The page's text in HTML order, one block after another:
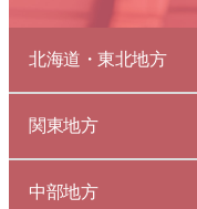
北海道・東北地方
関東地方
中部地方